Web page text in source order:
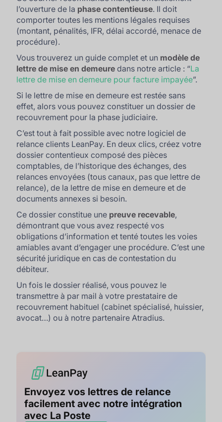
l’ouverture de la phase contentieuse. Il doit
comporter toutes les mentions légales requises
(montant, pénalités, IFR, délai accordé, menace de
procédure).
Vous trouverez un guide complet et un modèle de
lettre de mise en demeure dans notre article : “La
lettre de mise en demeure pour facture impayée”.
Si le lettre de mise en demeure est restée sans
effet, alors vous pouvez constituer un dossier de
recouvrement pour la phase judiciaire.
C’est tout à fait possible avec notre logiciel de
relance clients LeanPay. En deux clics, créez votre
dossier contentieux composé des pièces
comptables, de l’historique des échanges, des
relances envoyées (tous canaux, pas que lettre de
relance), de la lettre de mise en demeure et de
documents annexes si besoin.
Ce dossier constitue une preuve recevable,
démontrant que vous avez respecté vos
obligations d’information et tenté toutes les voies
amiables avant d’engager une procédure. C’est une
sécurité juridique en cas de contestation du
débiteur.
Un fois le dossier réalisé, vous pouvez le
transmettre à par mail à votre prestataire de
recouvrement habituel (cabinet spécialisé, huissier,
avocat…) ou à notre partenaire Atradius.
Envoyez vos lettres de relance
facilement avec notre intégration
avec La Poste